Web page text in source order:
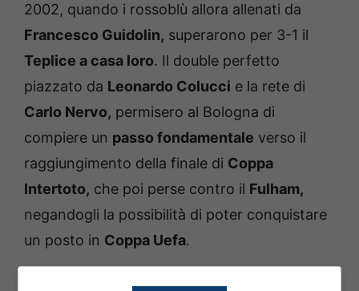
2002, quando i rossoblù allora allenati da
Francesco Guidolin, superarono per 3-1 il
Teplice a casa loro. Il double perfetto
piazzato da Leonardo Colucci e la rete di
Carlo Nervo, permisero al Bologna di
compiere un passo fondamentale verso il
raggiungimento della finale di Coppa
Intertoto, che poi perse contro il Fulham,
negandogli la possibilità di poter conquistare
un posto in Coppa Uefa.
Seconda competizione internazionale